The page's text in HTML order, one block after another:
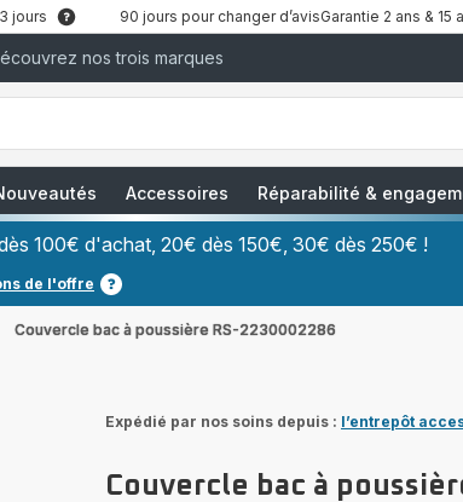
jours 90 jours pour changer d’avisGarantie 2 ans &
nos trois marques
Accessoires Réparabilité &
100€ d'achat, 20€ dès 150€, 30€ dès 250€ !
de l'offre
Couvercle bac à poussière RS-2230002286
Expédié par nos soins depuis : l’entrepôt
Couvercle bac à